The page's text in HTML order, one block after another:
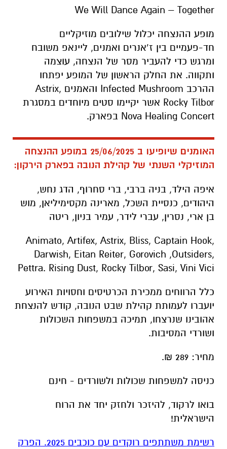
We Will Dance Again – Together
מופע ההנצחה יכלול שילובים מוזיקליים
חד-פעמיים בין ז’אנרים ואמנים, ליינאפ משובח
ומרגש כדי להעביר מסר של הנצחה, עוצמה
ותקווה. את החלק הראשון של המופע יפתחו
ההרכב Infected Mushroom והאמנים ,Astrix
Rocky Tilbor אשר יקיימו סטים מיוחדים במסגרת
Nova Healing Concert בפארק.
האומנים שיופיעו ב 25/06/2025 במופע ההנצחה
המוזיקלי השנתי של קהילת הנובה בפארק הירקון:
איפה הילד, בניה ברבי, ברי סחרוף, הדג נחש,
היהודים, כנסיית השכל, מארינה מקסימיליאן, מוש
בן ארי, נסרין, עברי לידר, עמיר בניון, ריטה
Animato, Artifex, Astrix, Bliss, Captain Hook,
Darwish, Eitan Reiter, Gorovich ,Outsiders,
Pettra. Rising Dust, Rocky Tilbor, Sasi, Vini Vici
כלל הרווחים ממכירת הכרטיסים וחסויות האירוע
יועברו לעמותת קהילת שבט הנובה, קודש להנצחת
אהובינו שנרצחו, תמיכה במשפחות השכולות
ושורדי המסיבות.
מחיר: 289 ₪.
כניסה למשפחות שכולות ולשורדים - חינם
בואו לרקוד, להיזכר ולחזק יחד את הרוח
הישראלית!
רשימת משתתפים רוקדים עם כוכבים 2025. הפרק